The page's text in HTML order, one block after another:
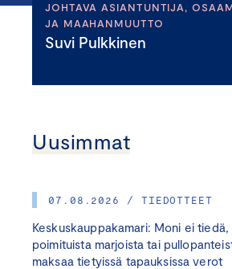
JOHTAVA ASIANTUNTIJA,
JA MAAHANMUUTTO
Suvi Pulkkinen
Uusimmat
07.08.2026 / TIEDOTTEET
Keskuskauppakamari: Moni ei
poimituista marjoista tai
maksaa tietyissä tapauksissa verot